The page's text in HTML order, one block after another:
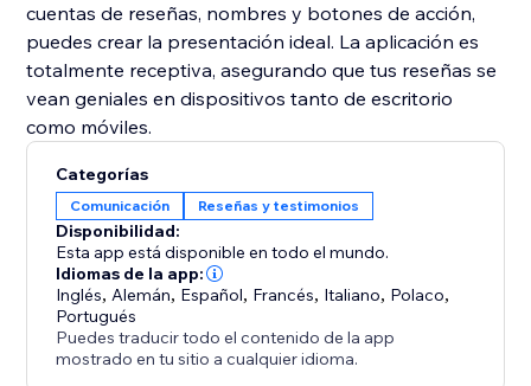
cuentas de reseñas, nombres y botones de acción,
puedes crear la presentación ideal. La aplicación es
totalmente receptiva, asegurando que tus reseñas se
vean geniales en dispositivos tanto de escritorio
como móviles.
Categorías
Comunicación Reseñas y testimonios
Disponibilidad:
Esta app está disponible en todo el mundo.
Idiomas de la app:
Inglés, Alemán, Español, Francés, Italiano, Polaco,
Portugués
Puedes traducir todo el contenido de la app
mostrado en tu sitio a cualquier idioma.